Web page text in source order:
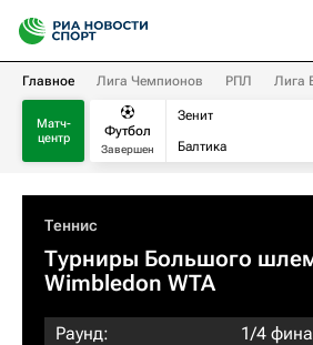
Главное Лига Чемпионов РПЛ Лига
Матч-
центр
Футбол
Завершен
Зенит
Балтика
Теннис
Турниры Большого
Wimbledon WTA
Раунд:
1/4